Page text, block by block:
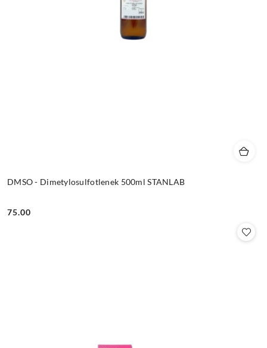
DMSO - Dimetylosulfotlenek 500ml STANLAB
Cena:
75.00